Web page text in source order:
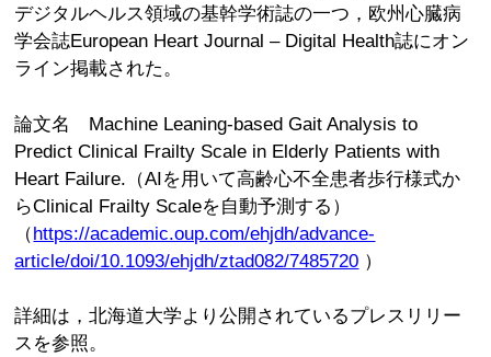
デジタルヘルス領域の基幹学術誌の一つ，欧州心臓病
学会誌European Heart Journal – Digital Health誌にオン
ライン掲載された。
論文名 Machine Leaning-based Gait Analysis to
Predict Clinical Frailty Scale in Elderly Patients with
Heart Failure.（AIを用いて高齢心不全患者歩行様式か
らClinical Frailty Scaleを自動予測する）
（https://academic.oup.com/ehjdh/advance-
article/doi/10.1093/ehjdh/ztad082/7485720 ）
詳細は，北海道大学より公開されているプレスリリー
スを参照。